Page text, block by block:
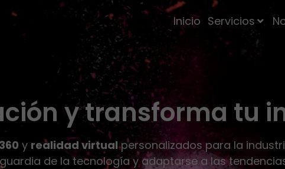
Inicio Servicios
y transforma tu
y realidad virtualpersonalizados para la
de la tecnología y adaptarse a las